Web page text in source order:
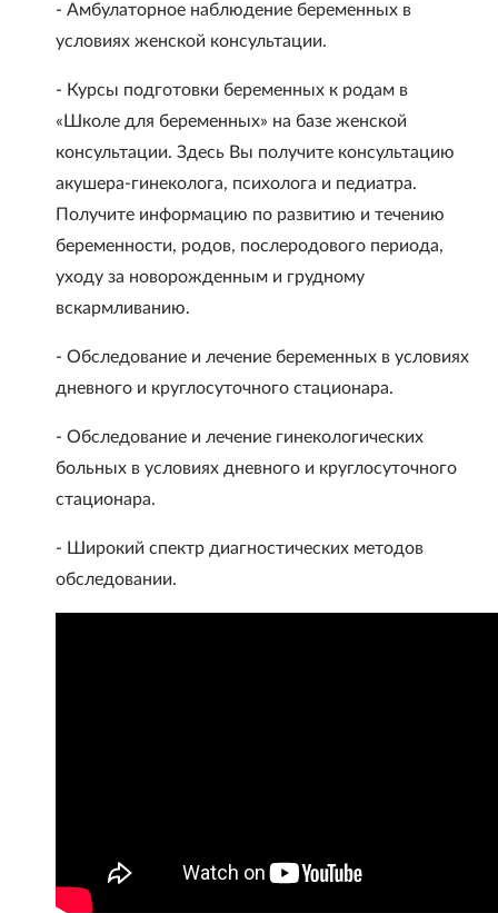
- Амбулаторное наблюдение беременных в
условиях женской консультации.
- Курсы подготовки беременных к родам в
«Школе для беременных» на базе женской
консультации. Здесь Вы получите консультацию
акушера-гинеколога, психолога и педиатра.
Получите информацию по развитию и течению
беременности, родов, послеродового периода,
уходу за новорожденным и грудному
вскармливанию.
- Обследование и лечение беременных в условиях
дневного и круглосуточного стационара.
- Обследование и лечение гинекологических
больных в условиях дневного и круглосуточного
стационара.
- Широкий спектр диагностических методов
обследовании.